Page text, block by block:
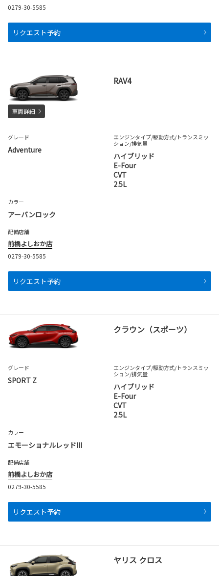
0279-30-5585
リクエスト予約
RAV4
車両詳細
グレード
Adventure
エンジンタイプ/駆動方式/トランスミッ
ション/排気量
ハイブリッド
E-Four
CVT
2.5L
カラー
アーバンロック
配備店舗
前橋よしおか店
0279-30-5585
リクエスト予約
クラウン（スポーツ）
グレード
SPORT Z
エンジンタイプ/駆動方式/トランスミッ
ション/排気量
ハイブリッド
E-Four
CVT
2.5L
カラー
エモーショナルレッドIII
配備店舗
前橋よしおか店
0279-30-5585
リクエスト予約
ヤリス クロス